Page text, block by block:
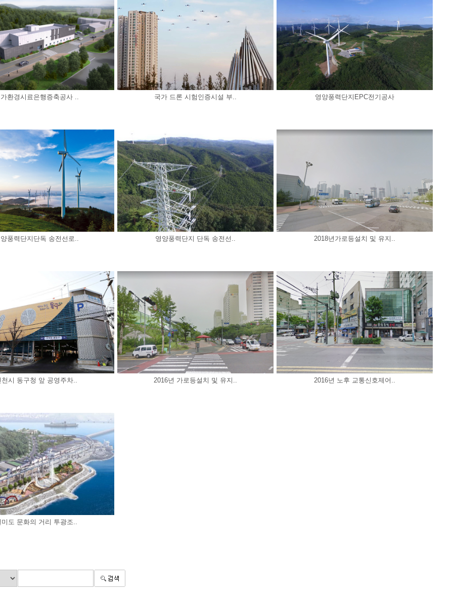
환경시료은행증축공사 .. 국가 드론 시험인증시설 부.. 영양풍력단지EPC전기공사
풍력단지단독 송전선로.. 영양풍력단지 단독 송전선.. 2018년가로등설치 및 유지..
천시 동구청 앞 공영주차.. 2016년 가로등설치 및 유지.. 2016년 노후 교통신호제어..
미도 문화의 거리 투광조..